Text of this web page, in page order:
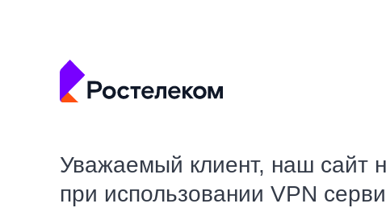
Уважаемый клиент, наш сайт
при использовании VPN